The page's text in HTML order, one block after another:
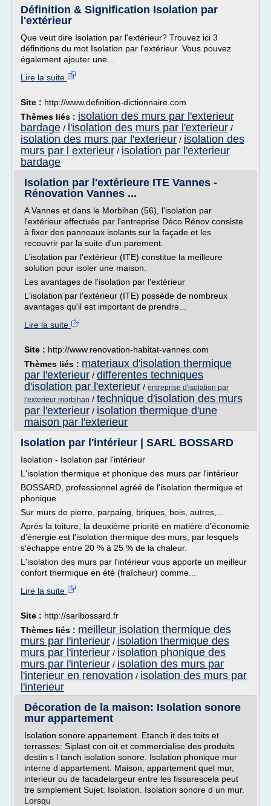
Définition & Signification Isolation par
l'extérieur
Que veut dire Isolation par l'extérieur? Trouvez ici 3
définitions du mot Isolation par l'extérieur. Vous pouvez
également ajouter une...
Lire la suite
Site : http://www.definition-dictionnaire.com
Thèmes liés : isolation des murs par l'exterieur
bardage / l'isolation des murs par l'exterieur /
isolation des murs par l'exterieur / isolation des
murs par l exterieur / isolation par l'exterieur
bardage
Isolation par l'extérieure ITE Vannes -
Rénovation Vannes ...
A Vannes et dans le Morbihan (56), l'isolation par
l'extérieur effectuée par l'entreprise Déco Rénov consiste
à fixer des panneaux isolants sur la façade et les
recouvrir par la suite d'un parement.
L'isolation par l'extérieur (ITE) constitue la meilleure
solution pour isoler une maison.
Les avantages de l'isolation par l'extérieur
L'isolation par l'extérieur (ITE) possède de nombreux
avantages qu'il est important de prendre...
Lire la suite
Site : http://www.renovation-habitat-vannes.com
Thèmes liés : materiaux d'isolation thermique
par l'exterieur / differentes techniques
d'isolation par l'exterieur / entreprise d'isolation par
l'exterieur morbihan / technique d'isolation des murs
par l'exterieur / isolation thermique d'une
maison par l'exterieur
Isolation par l'intérieur | SARL BOSSARD
Isolation - Isolation par l'intérieur
L'isolation thermique et phonique des murs par l'intérieur
BOSSARD, professionnel agréé de l'isolation thermique et
phonique
Sur murs de pierre, parpaing, briques, bois, autres,...
Après la toiture, la deuxième priorité en matière d'économie
d'énergie est l'isolation thermique des murs, par lesquels
s'échappe entre 20 % à 25 % de la chaleur.
L'isolation des murs par l'intérieur vous apporte un meilleur
confort thermique en été (fraîcheur) comme...
Lire la suite
Site : http://sarlbossard.fr
Thèmes liés : meilleur isolation thermique des
murs par l'interieur / isolation thermique des
murs par l'interieur / isolation phonique des
murs par l'interieur / isolation des murs par
l'interieur en renovation / isolation des murs par
l'interieur
Décoration de la maison: Isolation sonore
mur appartement
Isolation sonore appartement. Etanch it des toits et
terrasses: Siplast con oit et commercialise des produits
destin s l tanch isolation sonore. Isolation phonique mur
interne d appartement. Maison, appartement quel mur,
interieur ou de facadelargeur entre les fissurescela peut
tre simplement Sujet: Isolation. Isolation sonore d un mur.
Lorsqu